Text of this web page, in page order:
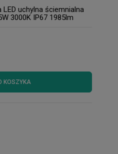
uchylna ściemnialna
3000K IP67 1985lm
KOSZYKA